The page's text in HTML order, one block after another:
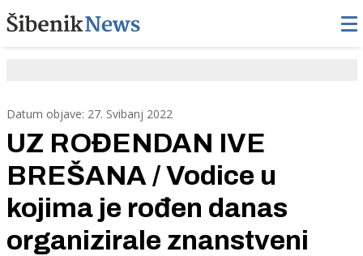
Datum objave: 27. Svibanj 2022
UZ ROĐENDAN IVE
BREŠANA / Vodice u
kojima je rođen danas
organizirale znanstveni